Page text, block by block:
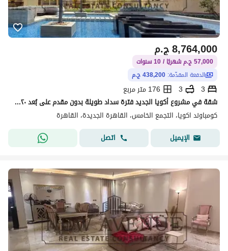
ج.م8,764,000
57,000 ج.م شهريًا / 10 سنوات
الدفعة المقدّمة: 438,200 ج.م
3
3
176 متر مربع
شقة في مشروع أكويا الجديد فترة سداد طويلة بدون مقدم على بُعد ٢٠ دقيقة من النادي الأهلي، مساحة بناء١٧٦ مترًا ، ٣ غرف نوم، ٣ حمامات
كومباوند اكويا، التجمع الخامس، القاهرة الجديدة، القاهرة
الإيميل
اتصل